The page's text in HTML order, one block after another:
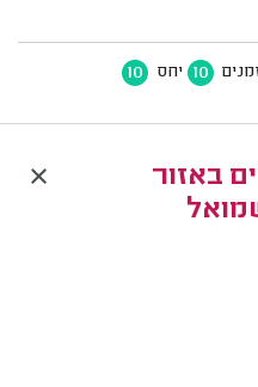
10 יחס 10
באזור